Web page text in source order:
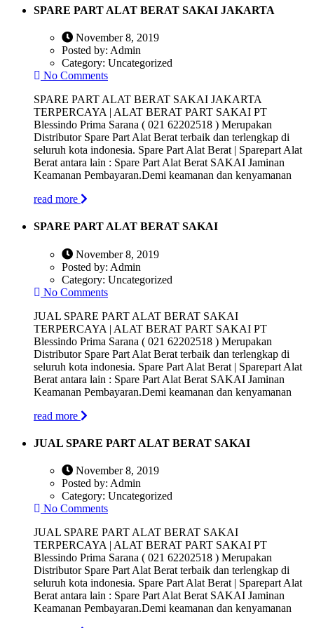
SPARE PART ALAT BERAT SAKAI JAKARTA
November 8, 2019
Posted by: Admin
Category: Uncategorized
No Comments
SPARE PART ALAT BERAT SAKAI JAKARTA
TERPERCAYA | ALAT BERAT PART SAKAI PT
Blessindo Prima Sarana ( 021 62202518 ) Merupakan
Distributor Spare Part Alat Berat terbaik dan terlengkap di
seluruh kota indonesia. Spare Part Alat Berat | Sparepart Alat
Berat antara lain : Spare Part Alat Berat SAKAI Jaminan
Keamanan Pembayaran.Demi keamanan dan kenyamanan
read more
SPARE PART ALAT BERAT SAKAI
November 8, 2019
Posted by: Admin
Category: Uncategorized
No Comments
JUAL SPARE PART ALAT BERAT SAKAI
TERPERCAYA | ALAT BERAT PART SAKAI PT
Blessindo Prima Sarana ( 021 62202518 ) Merupakan
Distributor Spare Part Alat Berat terbaik dan terlengkap di
seluruh kota indonesia. Spare Part Alat Berat | Sparepart Alat
Berat antara lain : Spare Part Alat Berat SAKAI Jaminan
Keamanan Pembayaran.Demi keamanan dan kenyamanan
read more
JUAL SPARE PART ALAT BERAT SAKAI
November 8, 2019
Posted by: Admin
Category: Uncategorized
No Comments
JUAL SPARE PART ALAT BERAT SAKAI
TERPERCAYA | ALAT BERAT PART SAKAI PT
Blessindo Prima Sarana ( 021 62202518 ) Merupakan
Distributor Spare Part Alat Berat terbaik dan terlengkap di
seluruh kota indonesia. Spare Part Alat Berat | Sparepart Alat
Berat antara lain : Spare Part Alat Berat SAKAI Jaminan
Keamanan Pembayaran.Demi keamanan dan kenyamanan